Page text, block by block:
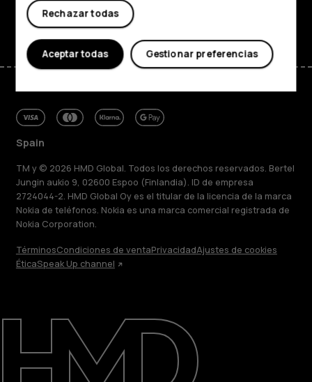
Mi cuenta
Reparar, reutilizar, reciclar
Sostenibilidad
Asistencia
FacebookInstagram
Tiktok Youtube
Spain
TM y © 2026 HMD Global. Todos los derechos reservados. Bertel
Jungin aukio 9, 02600 Espoo (Finlandia). ID de empresa
2724044-2. HMD Global Oy es el titular de la licencia de la marca
Nokia de teléfonos. Nokia es una marca comercial registrada de
Nokia Corporation.
TérminosCondiciones de ventaPrivacidadAjustes de cookies
ÉticaSpeak Up channel
Rechazar todas
Gestionar preferencias
Aceptar todas